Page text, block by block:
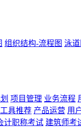
组织结构-流程图 泳道
项目管理 业务流程
工具推荐 产品运营 用
计职称考试 建筑师考